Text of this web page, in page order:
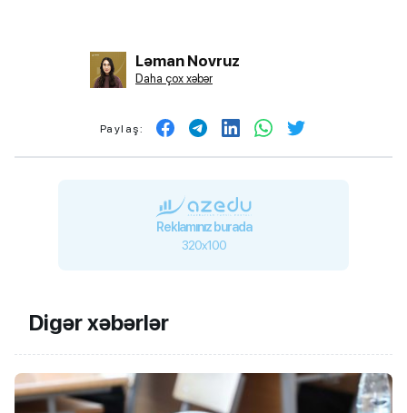
Ləman Novruz
Daha çox xəbər
Paylaş:
Reklamınız burada
320x100
Digər xəbərlər